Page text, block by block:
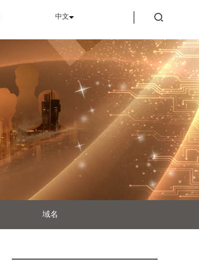
中文
域名